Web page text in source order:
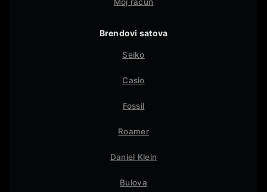
Moj račun
Brendovi satova
Seiko
Casio
Fossil
Roamer
Daniel Klein
Bulova